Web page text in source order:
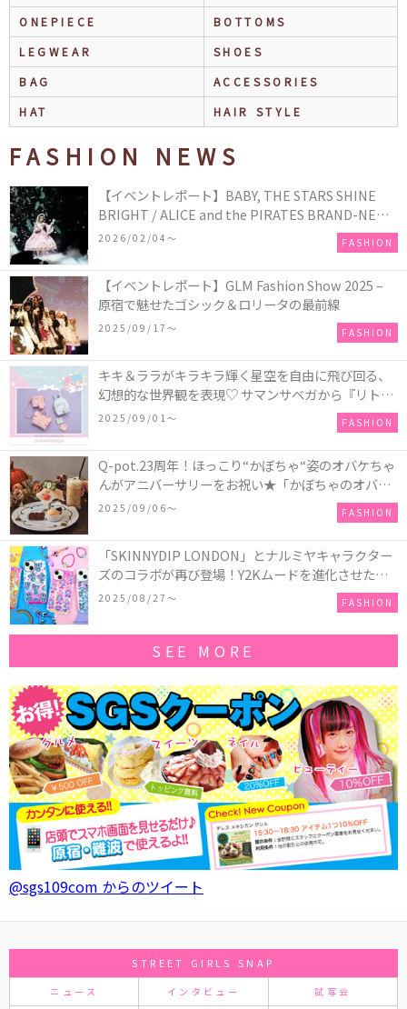
ONEPIECE
BOTTOMS
LEGWEAR
SHOES
BAG
ACCESSORIES
HAT
HAIR STYLE
FASHION NEWS
【イベントレポート】BABY, THE STARS SHINE
BRIGHT / ALICE and the PIRATES BRAND-NEW
COLLECTION in TOKYO
2026/02/04〜 FASHION
【イベントレポート】GLM Fashion Show 2025 –
原宿で魅せたゴシック＆ロリータの最前線
2025/09/17〜 FASHION
キキ＆ララがキラキラ輝く星空を自由に飛び回る、
幻想的な世界観を表現♡ サマンサベガから『リトル
ツインスターズ』50周年アニバーサリーイヤー』を
2025/09/01〜 FASHION
Q-pot.23周年！ほっこり“かぼちゃ“姿のオバケちゃ
んがアニバーサリーをお祝い★「かぼちゃのオバケ
ーキアクセサリー」が新発売！Q-pot CAFE.では
「かぼちゃのオバケーキプレート」も登場
2025/09/06〜 FASHION
「SKINNYDIP LONDON」とナルミヤキャラクター
ズのコラボが再び登場！Y2Kムードを進化させた新
作コレクションを発売♪
2025/08/27〜 FASHION
SEE MORE
@sgs109com からのツイート
STREET GIRLS SNAP
ニュース インタビュー 試写会